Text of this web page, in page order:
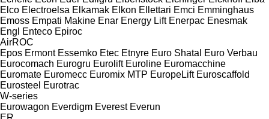
Elco Electroelsa Elkamak Elkon Ellettari Emci Emminghaus
Emoss Empati Makine Enar Energy Lift Enerpac Enesmak
Engl
Enteco Epiroc
AirROC
Epos Ermont Essemko Etec Etnyre Euro Shatal
Euro Verbau
Eurocomach Eurogru Eurolift Euroline Euromacchine
Euromate Euromecc Euromix MTP EuropeLift Euroscaffold
Eurosteel Eurotrac
W-series
Eurowagon Everdigm Everest Everun